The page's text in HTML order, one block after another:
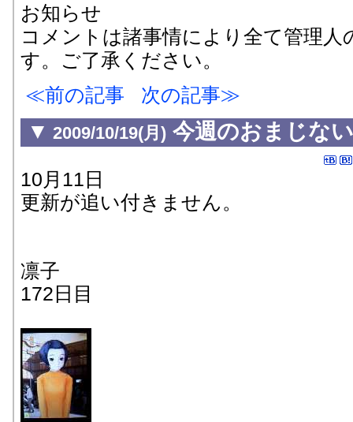
お知らせ
コメントは諸事情により全て管理人
す。ご了承ください。
前の記事
次の記事
▼ 2009/10/19(月) 今週のおまじな
10月11日
更新が追い付きません。
凛子
172日目